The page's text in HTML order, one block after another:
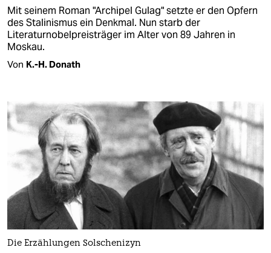
Mit seinem Roman "Archipel Gulag" setzte er den Opfern
des Stalinismus ein Denkmal. Nun starb der
Literaturnobelpreisträger im Alter von 89 Jahren in
Moskau.
Von K.-H. Donath
Die Erzählungen Solschenizyn